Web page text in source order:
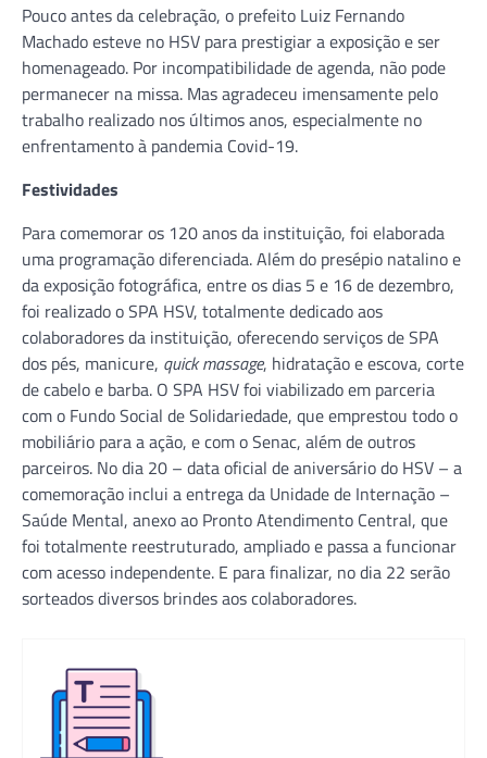
Pouco antes da celebração, o prefeito Luiz Fernando
Machado esteve no HSV para prestigiar a exposição e ser
homenageado. Por incompatibilidade de agenda, não pode
permanecer na missa. Mas agradeceu imensamente pelo
trabalho realizado nos últimos anos, especialmente no
enfrentamento à pandemia Covid-19.
Festividades
Para comemorar os 120 anos da instituição, foi elaborada
uma programação diferenciada. Além do presépio natalino e
da exposição fotográfica, entre os dias 5 e 16 de dezembro,
foi realizado o SPA HSV, totalmente dedicado aos
colaboradores da instituição, oferecendo serviços de SPA
dos pés, manicure, quick massage, hidratação e escova, corte
de cabelo e barba. O SPA HSV foi viabilizado em parceria
com o Fundo Social de Solidariedade, que emprestou todo o
mobiliário para a ação, e com o Senac, além de outros
parceiros. No dia 20 – data oficial de aniversário do HSV – a
comemoração inclui a entrega da Unidade de Internação –
Saúde Mental, anexo ao Pronto Atendimento Central, que
foi totalmente reestruturado, ampliado e passa a funcionar
com acesso independente. E para finalizar, no dia 22 serão
sorteados diversos brindes aos colaboradores.